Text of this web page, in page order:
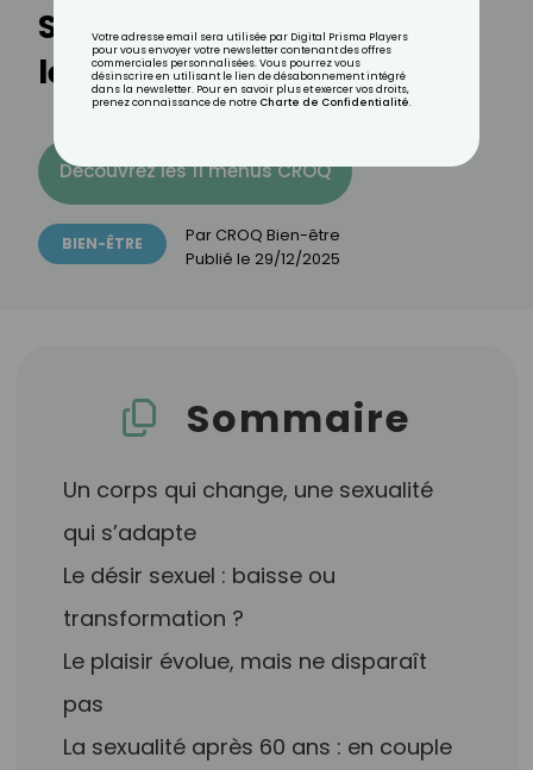
Sexualité : ce qui change
les femmes après 60 ans
Découvrez les 11 menus CROQ
BIEN-ÊTRE Par CROQ Bien-être
Publié le 29/12/2025
Sommaire
Un corps qui change, une sexualité
qui s’adapte
Le désir sexuel : baisse ou
transformation ?
Le plaisir évolue, mais ne disparaît
pas
La sexualité après 60 ans : en couple
Votre adresse email sera utilisée par Digital Prisma Players
pour vous envoyer votre newsletter contenant des offres
commerciales personnalisées. Vous pourrez vous
désinscrire en utilisant le lien de désabonnement intégré
dans la newsletter. Pour en savoir plus et exercer vos droits,
prenez connaissance de notre Charte de Confidentialité.